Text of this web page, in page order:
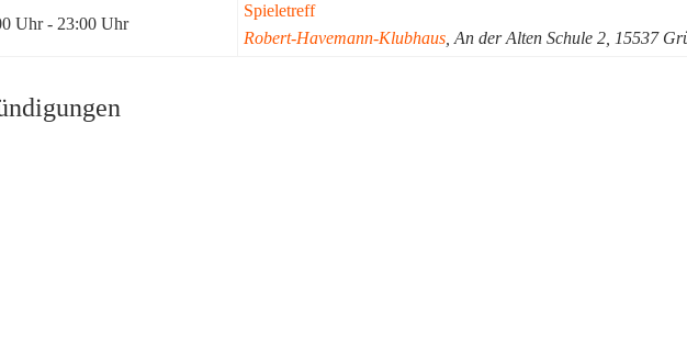
Uhr - 23:00 Uhr
Spieletreff
Robert-Havemann-Klubhaus, An der Alten Schule 2, 15537